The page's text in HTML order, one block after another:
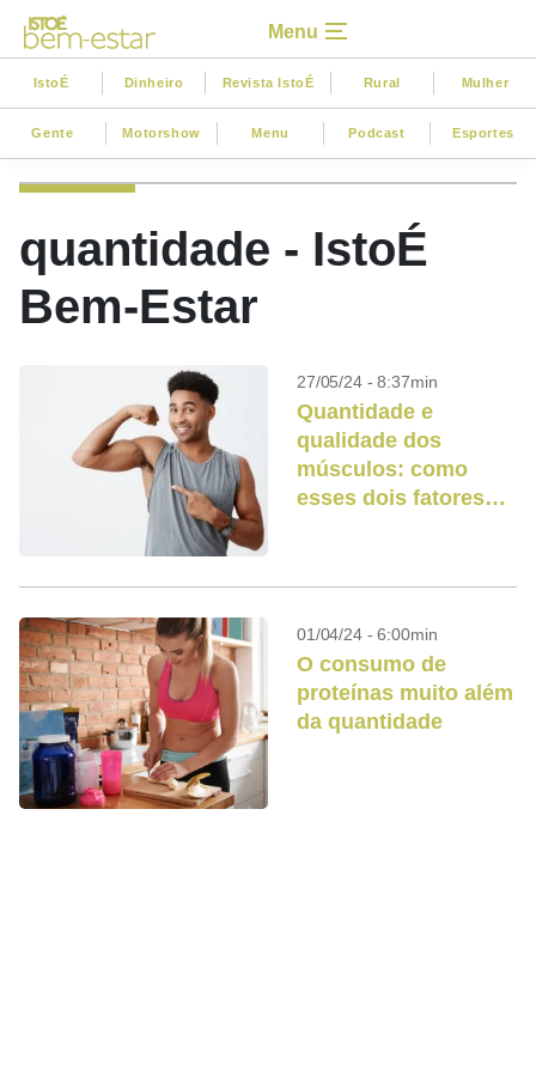
Menu
IstoÉ Dinheiro Revista IstoÉ Rural Mulher
Gente Motorshow Menu Podcast Esportes
quantidade - IstoÉ
Bem-Estar
27/05/24 - 8:37min
Quantidade e
qualidade dos
músculos: como
esses dois fatores
01/04/24 - 6:00min
O consumo de
proteínas muito além
da quantidade